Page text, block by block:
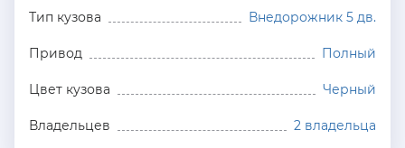
Тип кузова Внедорожник 5 дв.
Привод Полный
Цвет кузова Черный
Владельцев 2 владельца